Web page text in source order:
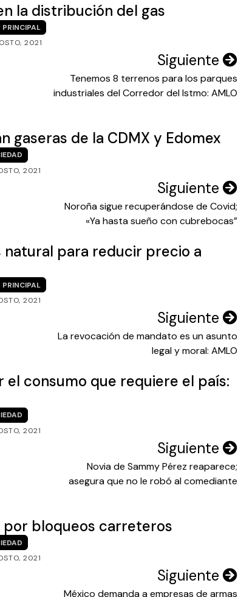
la distribución del gas
PRINCIPAL
2021
Siguiente
Tenemos 8 terrenos para los parques
industriales del Corredor del Istmo: AMLO
gaseras de la CDMX y Edomex
2021
Siguiente
Noroña sigue recuperándose de Covid;
«Ya hasta sueño con cubrebocas”
natural para reducir precio a
PRINCIPAL
2021
Siguiente
La revocación de mandato es un asunto
legal y moral: AMLO
consumo que requiere el país:
2021
Siguiente
Novia de Sammy Pérez reaparece;
asegura que no le robó al comediante
por bloqueos carreteros
2021
Siguiente
México demanda a empresas de armas